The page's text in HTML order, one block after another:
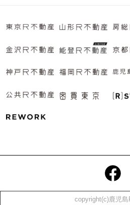
copyright(c)鹿児島